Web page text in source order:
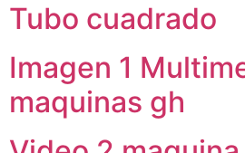
Tubo cuadrado
Imagen 1
maquinas gh